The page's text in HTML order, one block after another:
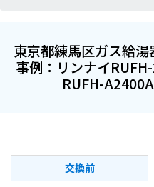
東京都練馬区ガス給
事例：リンナイ
RUFH-
交換前